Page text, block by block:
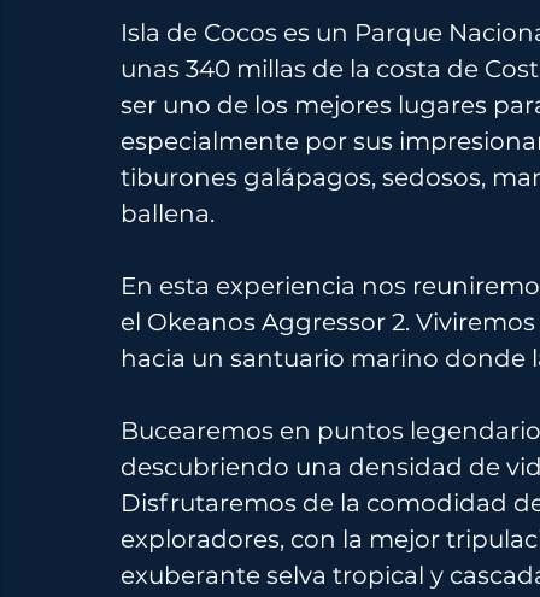
Isla de Cocos es un Parque
unas 340 millas de la costa de
ser uno de los mejores lugares
especialmente por sus
tiburones galápagos, sedosos,
ballena.
En esta experiencia nos
el Okeanos Aggressor 2.
hacia un santuario marino donde
Bucearemos en puntos
descubriendo una densidad de
Disfrutaremos de la comodidad
exploradores, con la mejor
exuberante selva tropical y